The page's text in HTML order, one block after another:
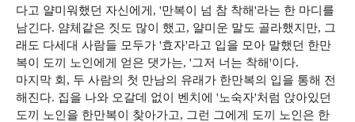
다고 얄미워했던 자신에게, '만복이 넘 참 착해'라는 한 마디를
남긴다. 얌체같은 짓도 많이 했고, 얄미운 말도 골라했지만, 그
래도 다세대 사람들 모두가 '효자'라고 입을 모아 말했던 한만
복이 도끼 노인에게 얻은 댓가는, '그저 너는 착해'이다.
마지막 회, 두 사람의 첫 만남의 유래가 한만복의 입을 통해 전
해진다. 집을 나와 오갈데 없이 벤치에 '노숙자'처럼 앉아있던
도끼 노인을 한만복이 찾아가고, 그런 그에게 도끼 노인은 한